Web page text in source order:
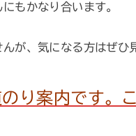
もかなり合います。
が、気になる方はぜひ
り案内です。